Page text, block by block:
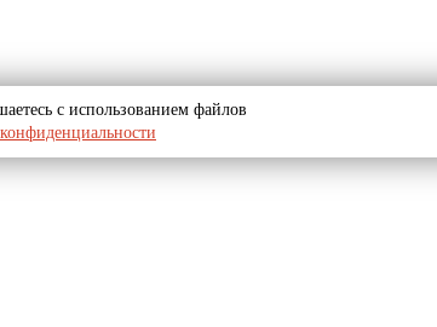
с использованием файлов